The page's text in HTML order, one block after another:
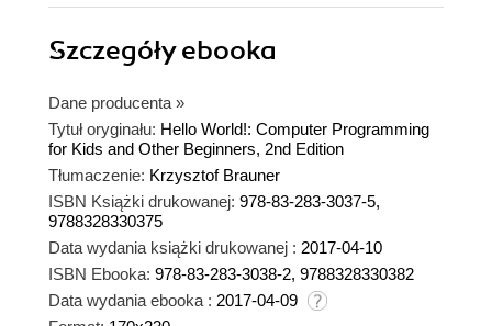
Szczegółyebooka
Dane producenta »
Tytuł oryginału: Hello World!: Computer Programming
for Kids and Other Beginners, 2nd Edition
Tłumaczenie: Krzysztof Brauner
ISBN Książki drukowanej: 978-83-283-3037-5,
9788328330375
Data wydania książki drukowanej : 2017-04-10
ISBN Ebooka: 978-83-283-3038-2, 9788328330382
Data wydania ebooka : 2017-04-09